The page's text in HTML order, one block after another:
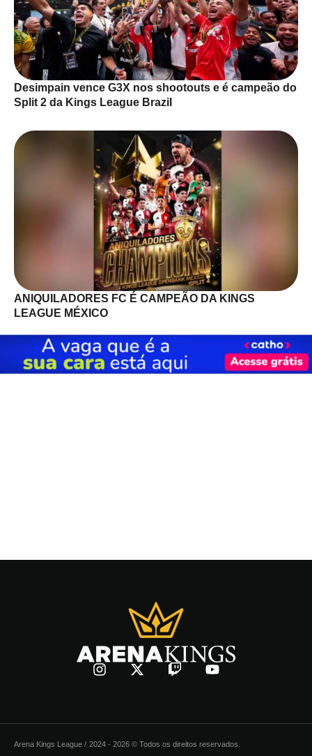
Desimpain vence G3X nos shootouts e é campeão do
Split 2 da Kings League Brazil
ANIQUILADORES FC É CAMPEÃO DA KINGS
LEAGUE MÉXICO
Arena Kings League / 2024 - 2026 © Todos os direitos reservados.